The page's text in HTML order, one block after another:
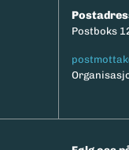
Postboks